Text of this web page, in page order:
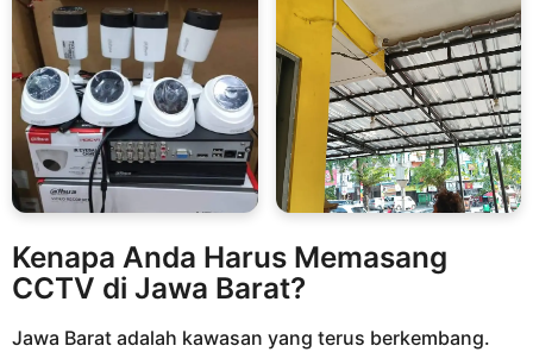
Kenapa Anda Harus Memasang
CCTV di Jawa Barat?
Jawa Barat adalah kawasan yang terus berkembang.